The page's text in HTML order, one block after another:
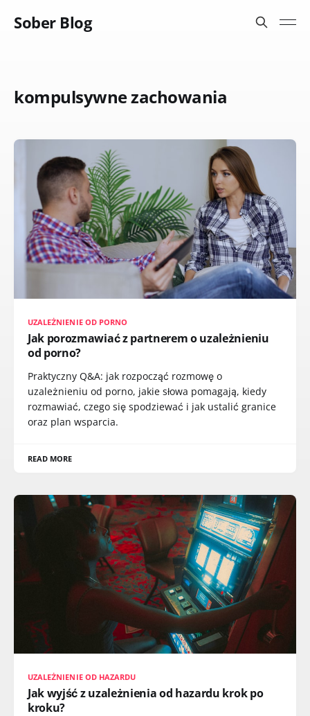
Sober Blog
kompulsywne zachowania
UZALEŻNIENIE OD PORNO
Jak porozmawiać z partnerem o uzależnieniu
od porno?
Praktyczny Q&A: jak rozpocząć rozmowę o
uzależnieniu od porno, jakie słowa pomagają, kiedy
rozmawiać, czego się spodziewać i jak ustalić granice
oraz plan wsparcia.
READ MORE
UZALEŻNIENIE OD HAZARDU
Jak wyjść z uzależnienia od hazardu krok po
kroku?